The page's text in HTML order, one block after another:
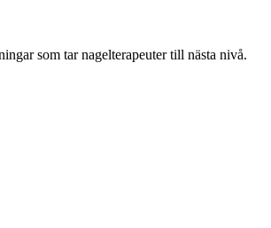
som tar nagelterapeuter till nästa nivå.